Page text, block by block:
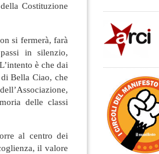
Costituzione
si fermerà, farà
in silenzio,
è che dai
Bella Ciao, che
delle classi
al centro dei
il valore